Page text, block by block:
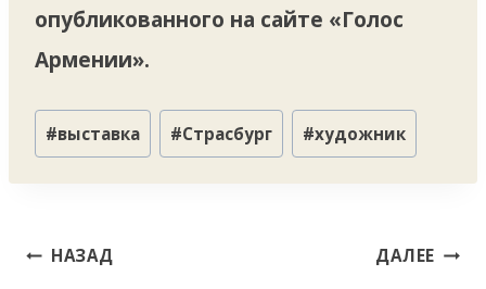
опубликованного на сайте «Голос
Армении».
Метки
записи:
#выставка #Страсбург #художник
Навигация
НАЗАД ДАЛЕЕ